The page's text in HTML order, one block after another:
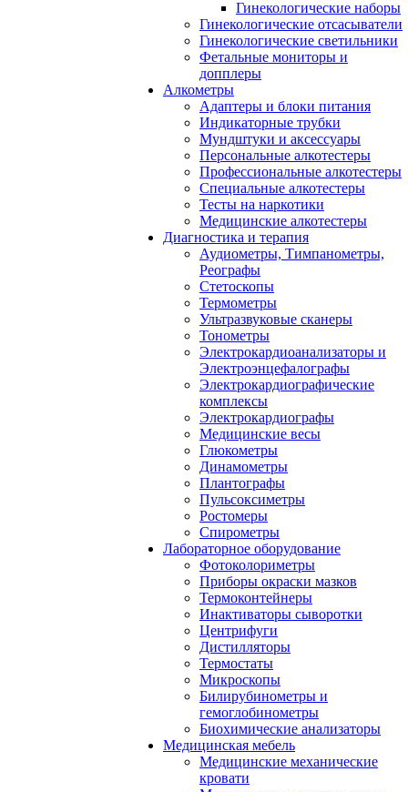
Гинекологические наборы
Гинекологические отсасыватели
Гинекологические светильники
Фетальные мониторы и
допплеры
Алкометры
Адаптеры и блоки питания
Индикаторные трубки
Мундштуки и аксессуары
Персональные алкотестеры
Профессиональные алкотестеры
Специальные алкотестеры
Тесты на наркотики
Медицинские алкотестеры
Диагностика и терапия
Аудиометры, Тимпанометры,
Реографы
Стетоскопы
Термометры
Ультразвуковые сканеры
Тонометры
Электрокардиоанализаторы и
Электроэнцефалографы
Электрокардиографические
комплексы
Электрокардиографы
Медицинские весы
Глюкометры
Динамометры
Плантографы
Пульсоксиметры
Ростомеры
Спирометры
Лабораторное оборудование
Фотоколориметры
Приборы окраски мазков
Термоконтейнеры
Инактиваторы сыворотки
Центрифуги
Дистилляторы
Термостаты
Микроскопы
Билирубинометры и
гемоглобинометры
Биохимические анализаторы
Медицинская мебель
Медицинские механические
кровати